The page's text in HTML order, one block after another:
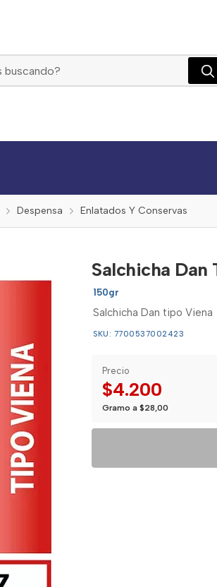
Despensa Enlatados Y Conservas
Salchicha Dan
150gr
Salchicha Dan tipo Viena
SKU: 7700537002423
Precio
$4.200
Gramo a $28,00